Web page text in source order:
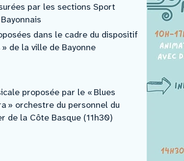
par les sections Sport
dans le cadre du dispositif
de la ville de Bayonne
proposée par le « Blues
» orchestre du personnel du
de la Côte Basque (11h30)